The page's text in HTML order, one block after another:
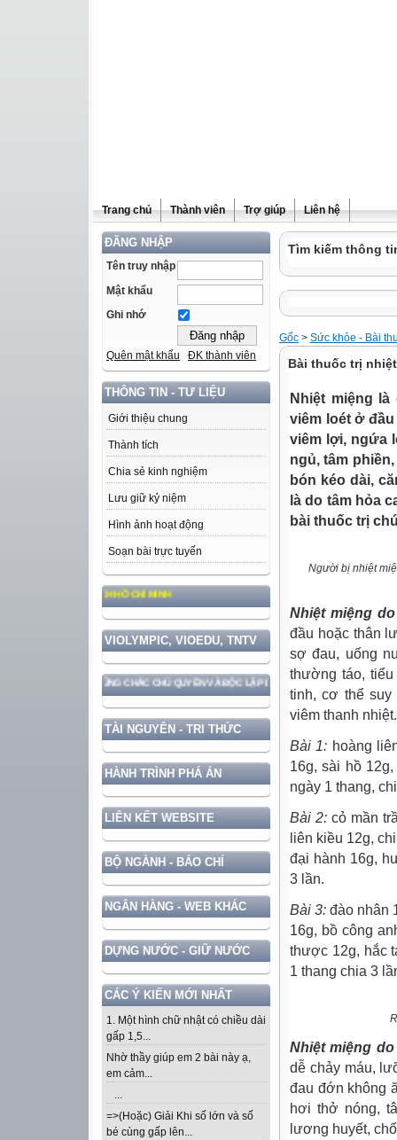
Trang chủ Thành viên Trợ giúp Liên hệ
ĐĂNG NHẬP
Tên truy nhập
Mật khẩu
Ghi nhớ
Quên mật khẩu ĐK thành viên
THÔNG TIN - TƯ LIỆU
Giới thiệu chung
Thành tích
Chia sẻ kinh nghiệm
Lưu giữ kỷ niệm
Hình ảnh hoạt động
Soạn bài trực tuyến
PHONG CÁCH HỒ CHÍ MINH
VIOLYMPIC, VIOEDU, TNTV
VỚI BẢO VỆ VỮNG CHẮC CHỦ QUYỀN VÀ ĐỘC LẬP DÂN TỘC!
TÀI NGUYÊN - TRI THỨC
HÀNH TRÌNH PHÁ ÁN
LIÊN KẾT WEBSITE
BỘ NGÀNH - BÁO CHÍ
NGÂN HÀNG - WEB KHÁC
DỰNG NƯỚC - GIỮ NƯỚC
CÁC Ý KIẾN MỚI NHẤT
1. Một hình chữ nhật có chiều dài
gấp 1,5...
Nhờ thầy giúp em 2 bài này ạ,
em cảm...
...
=>(Hoặc) Giải Khi số lớn và số
bé cùng gấp lên...
Tìm kiếm thông
Gốc > Sức khỏe - Bài
Bài thuốc trị
Nhiệt miệng
viêm loét ở
viêm lợi, ngứa
ngủ, tâm
bón kéo dài,
là do tâm hỏa
bài thuốc trị
Người bị nhiệt
Nhiệt miệng
đầu hoặc thân
sợ đau, uống
thường táo,
tinh, cơ thể suy
viêm thanh
Bài 1: hoàng
16g, sài hồ
ngày 1 thang,
Bài 2: cỏ mần
liên kiều 12g,
đại hành 16g,
3 lần.
Bài 3: đào nhân
16g, bồ công
thược 12g, hắc
1 thang chia 3
Nhiệt miệng
dễ chảy máu,
đau đớn không
hơi thở nóng,
lương huyết,